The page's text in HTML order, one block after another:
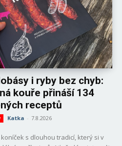
i ryby bez chyb:
kouře přináší 134
receptů
Katka - 7.8.2026
s dlouhou tradicí, který si v